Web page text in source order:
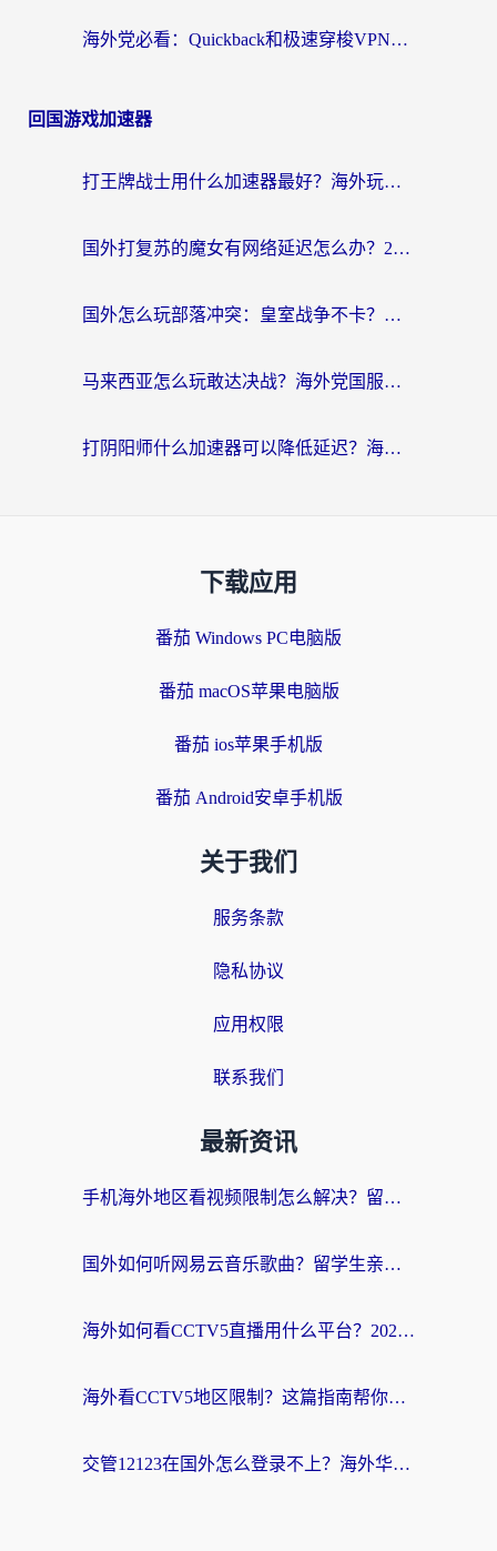
海外党必看：Quickback和极速穿梭VPN好用吗？3步选对回国加速器实现无缝刷国内资源
回国游戏加速器
打王牌战士用什么加速器最好？海外玩家的终极选择指南
国外打复苏的魔女有网络延迟怎么办？2026海外玩家国服游戏加速全攻略
国外怎么玩部落冲突：皇室战争不卡？海外玩家畅玩国服游戏终极指南
马来西亚怎么玩敢达决战？海外党国服游戏加速避坑指南（附实测推荐）
打阴阳师什么加速器可以降低延迟？海外玩家的真实困境与破局
下载应用
番茄 Windows PC电脑版
番茄 macOS苹果电脑版
番茄 ios苹果手机版
番茄 Android安卓手机版
关于我们
服务条款
隐私协议
应用权限
联系我们
最新资讯
手机海外地区看视频限制怎么解决？留学生亲测有效的回国加速器指南
国外如何听网易云音乐歌曲？留学生亲测有效的回国加速方案
海外如何看CCTV5直播用什么平台？2026最新指南：看欧洲杯、中超、奥运不再卡
海外看CCTV5地区限制？这篇指南帮你流畅看欧洲杯、NBA还听中文解说
交管12123在国外怎么登录不上？海外华人必看的回国加速器选择指南